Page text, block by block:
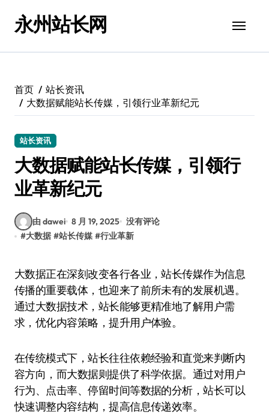
永州站长网
首页
站长资讯
大数据赋能站长传媒，引领行业革新纪元
站长资讯
大数据赋能站长传媒，引领行
业革新纪元
由 dawei 8 月 19, 2025 没有评论
#大数据 #站长传媒 #行业革新
大数据正在深刻改变各行各业，站长传媒作为信息
传播的重要载体，也迎来了前所未有的发展机遇。
通过大数据技术，站长能够更精准地了解用户需
求，优化内容策略，提升用户体验。
在传统模式下，站长往往依赖经验和直觉来判断内
容方向，而大数据则提供了科学依据。通过对用户
行为、点击率、停留时间等数据的分析，站长可以
快速调整内容结构，提高信息传递效率。